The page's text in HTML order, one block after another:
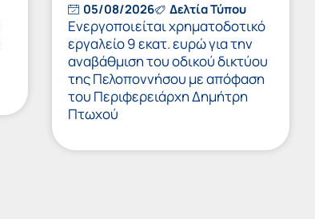
05/08/2026 Δελτία Τύπου
Ενεργοποιείται χρηματοδοτικό
εργαλείο 9 εκατ. ευρώ για την
αναβάθμιση του οδικού δικτύου
της Πελοποννήσου με απόφαση
του Περιφερειάρχη Δημήτρη
Πτωχού